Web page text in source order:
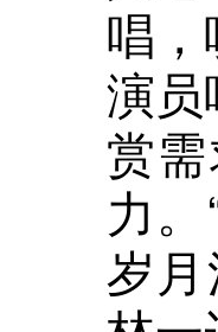
唱
演
赏
力
岁